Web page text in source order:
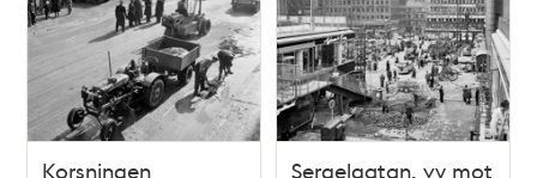
Korsningen
Sergelgatan, vy mot